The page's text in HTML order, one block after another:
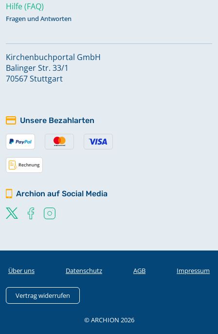
Hilfe (FAQ)
Fragen und Antworten
Kirchenbuchportal GmbH
Balinger Str. 33/1
70567 Stuttgart
Unsere Bezahlarten
Archion auf Social Media
Über uns Datenschutz AGB Impressum
Vertrag widerrufen
© ARCHION 2026